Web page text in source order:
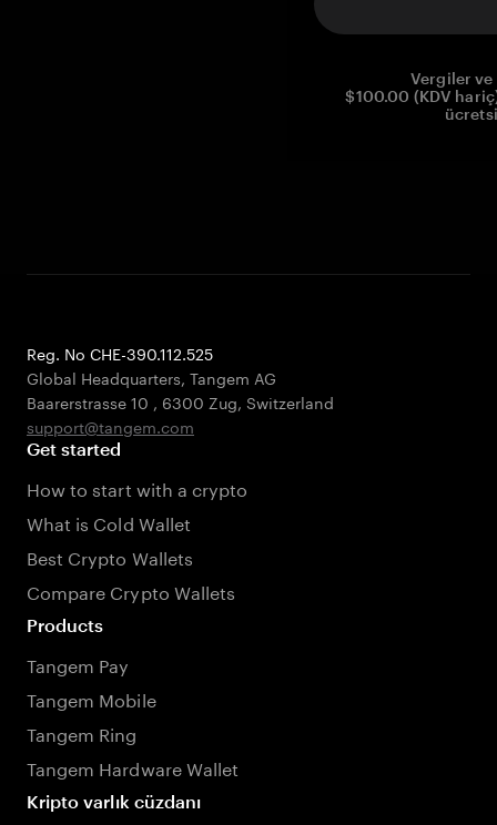
Vergiler
$100.00 (KDV
Reg. No CHE-390.112.525
Global Headquarters, Tangem AG
Baarerstrasse 10 , 6300 Zug, Switzerland
support@tangem.com
Get started
How to start with a crypto
What is Cold Wallet
Best Crypto Wallets
Compare Crypto Wallets
Products
Tangem Pay
Tangem Mobile
Tangem Ring
Tangem Hardware Wallet
Kripto varlık cüzdanı